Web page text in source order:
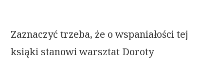
Zaznaczyć trzeba, że o wspaniałości tej
ksiąki stanowi warsztat Doroty